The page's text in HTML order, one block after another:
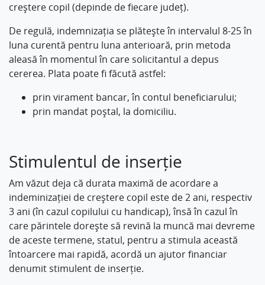
creștere copil (depinde de fiecare județ).
De regulă, indemnizația se plătește în intervalul 8-25 în
luna curentă pentru luna anterioară, prin metoda
aleasă în momentul în care solicitantul a depus
cererea. Plata poate fi făcută astfel:
prin virament bancar, în contul beneficiarului;
prin mandat poștal, la domiciliu.
Stimulentul de inserție
Am văzut deja că durata maximă de acordare a
indeminizației de creștere copil este de 2 ani, respectiv
3 ani (în cazul copilului cu handicap), însă în cazul în
care părintele dorește să revină la muncă mai devreme
de aceste termene, statul, pentru a stimula această
întoarcere mai rapidă, acordă un ajutor financiar
denumit stimulent de inserție.